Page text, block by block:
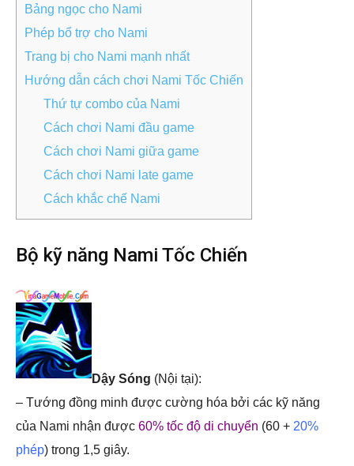
Bảng ngọc cho Nami
Phép bổ trợ cho Nami
Trang bị cho Nami mạnh nhất
Hướng dẫn cách chơi Nami Tốc Chiến
Thứ tự combo của Nami
Cách chơi Nami đầu game
Cách chơi Nami giữa game
Cách chơi Nami late game
Cách khắc chế Nami
Bộ kỹ năng Nami Tốc Chiến
Dậy Sóng (Nội tại):
– Tướng đồng minh được cường hóa bởi các kỹ năng
của Nami nhận được 60% tốc độ di chuyển (60 + 20%
phép) trong 1,5 giây.